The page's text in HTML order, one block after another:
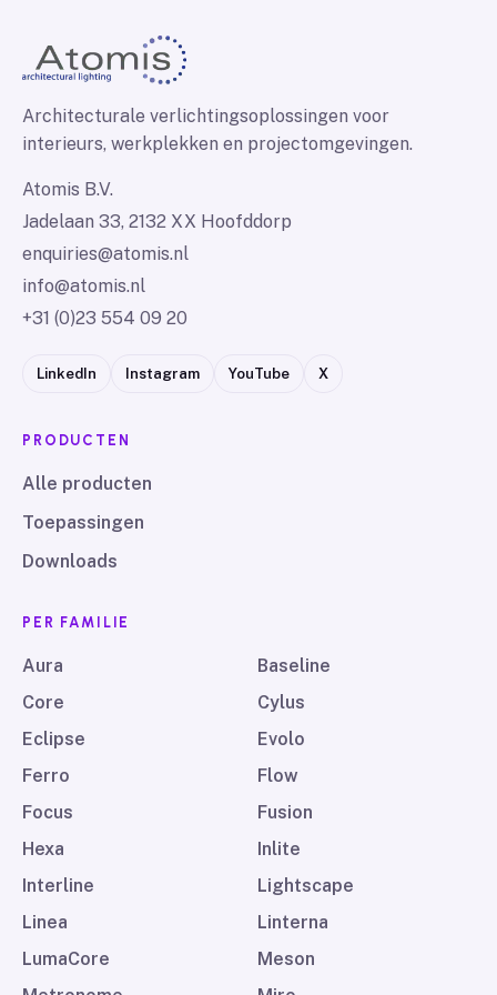
Architecturale verlichtingsoplossingen voor
interieurs, werkplekken en projectomgevingen.
Atomis B.V.
Jadelaan 33, 2132 XX Hoofddorp
enquiries@atomis.nl
info@atomis.nl
+31 (0)23 554 09 20
LinkedIn Instagram YouTube X
PRODUCTEN
Alle producten
Toepassingen
Downloads
PER FAMILIE
Aura
Baseline
Core
Cylus
Eclipse
Evolo
Ferro
Flow
Focus
Fusion
Hexa
Inlite
Interline
Lightscape
Linea
Linterna
LumaCore
Meson